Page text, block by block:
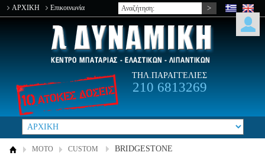
ΑΡΧΙΚΗ Επικοινωνία
ΤΗΛ.ΠΑΡΑΓΓΕΛΙΕΣ
210 6813269
MOTO CUSTOM BRIDGESTONE